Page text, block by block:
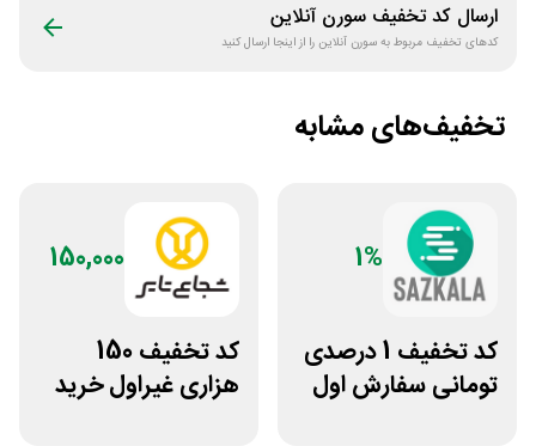
ارسال کد تخفیف سورن آنلاین
کدهای تخفیف مربوط بهسورن آنلاین را از اینجا ارسال کنید
تخفیف‌های مشابه
1%
کد تخفیف 1 درصدی
تومانی سفارش اول
150,000
کد تخفیف 150
هزاری غیراول خرید